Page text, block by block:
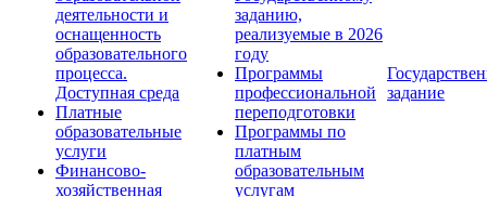
деятельности и
оснащенность
образовательного
процесса.
Доступная среда
Платные
образовательные
услуги
Финансово-
хозяйственная
заданию,
реализуемые в 2026
году
Программы
профессиональной
переподготовки
Программы по
платным
образовательным
услугам
задание